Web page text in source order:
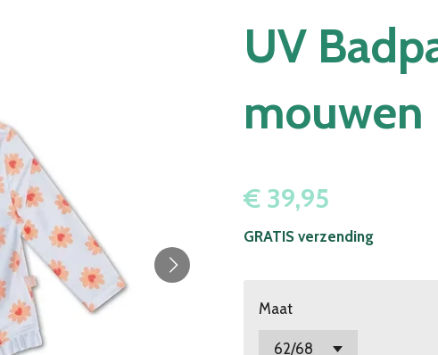
UV
€ 39,95
GRATIS verzending
Maat